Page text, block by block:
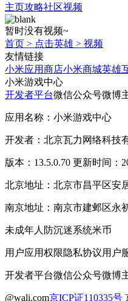
主页攻略社区视频
暂时没有视频~
首页 > 点击英雄 > 视频
友情链接
小米应用商店小米商城英雄
小米游戏中心
开发者平台微信公众号微博
应用名称：小米游戏中心
开发者：北京瓦力网络科技
版本：13.5.0.70 更新时间：
北京地址：北京市昌平区安
南京地址：南京市建邺区永
未成年人防沉迷系统米币
用户应用权限隐私协议用户
开发者平台微信公众号微博
@wali.com京ICP证110335号